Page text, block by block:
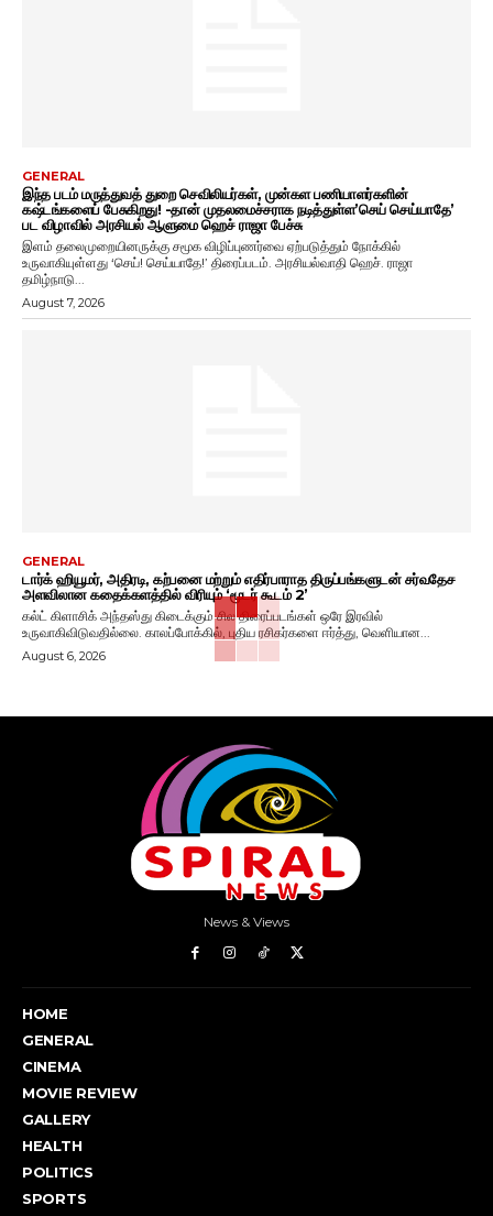
GENERAL
இந்த படம் மருத்துவத் துறை செவிலியர்கள், முன்கள பணியாளர்களின்
கஷ்டங்களைப் பேசுகிறது! -தான் முதலமைச்சராக நடித்துள்ள’செய் செய்யாதே’
பட விழாவில் அரசியல் ஆளுமை ஹெச் ராஜா பேச்சு
இளம் தலைமுறையினருக்கு சமூக விழிப்புணர்வை ஏற்படுத்தும் நோக்கில்
உருவாகியுள்ளது ‘செய்! செய்யாதே!’ திரைப்படம். அரசியல்வாதி ஹெச். ராஜா
தமிழ்நாடு...
August 7, 2026
GENERAL
டார்க் ஹியூமர், அதிரடி, கற்பனை மற்றும் எதிர்பாராத திருப்பங்களுடன் சர்வதேச
அளவிலான கதைக்களத்தில் விரியும் ‘மூடர் கூடம் 2’
கல்ட் கிளாசிக் அந்தஸ்து கிடைக்கும் சில திரைப்படங்கள் ஒரே இரவில்
உருவாகிவிடுவதில்லை. காலப்போக்கில், புதிய ரசிகர்களை ஈர்த்து, வெளியான...
August 6, 2026
News & Views
HOME
GENERAL
CINEMA
MOVIE REVIEW
GALLERY
HEALTH
POLITICS
SPORTS